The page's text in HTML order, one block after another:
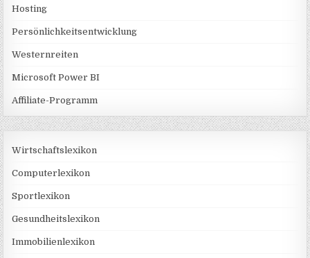
Hosting
Persönlichkeitsentwicklung
Westernreiten
Microsoft Power BI
Affiliate-Programm
Wirtschaftslexikon
Computerlexikon
Sportlexikon
Gesundheitslexikon
Immobilienlexikon